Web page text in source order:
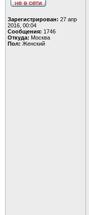
Зарегистрирован: 27 апр
2016, 00:04
Сообщения: 1746
Откуда: Москва
Пол: Женский